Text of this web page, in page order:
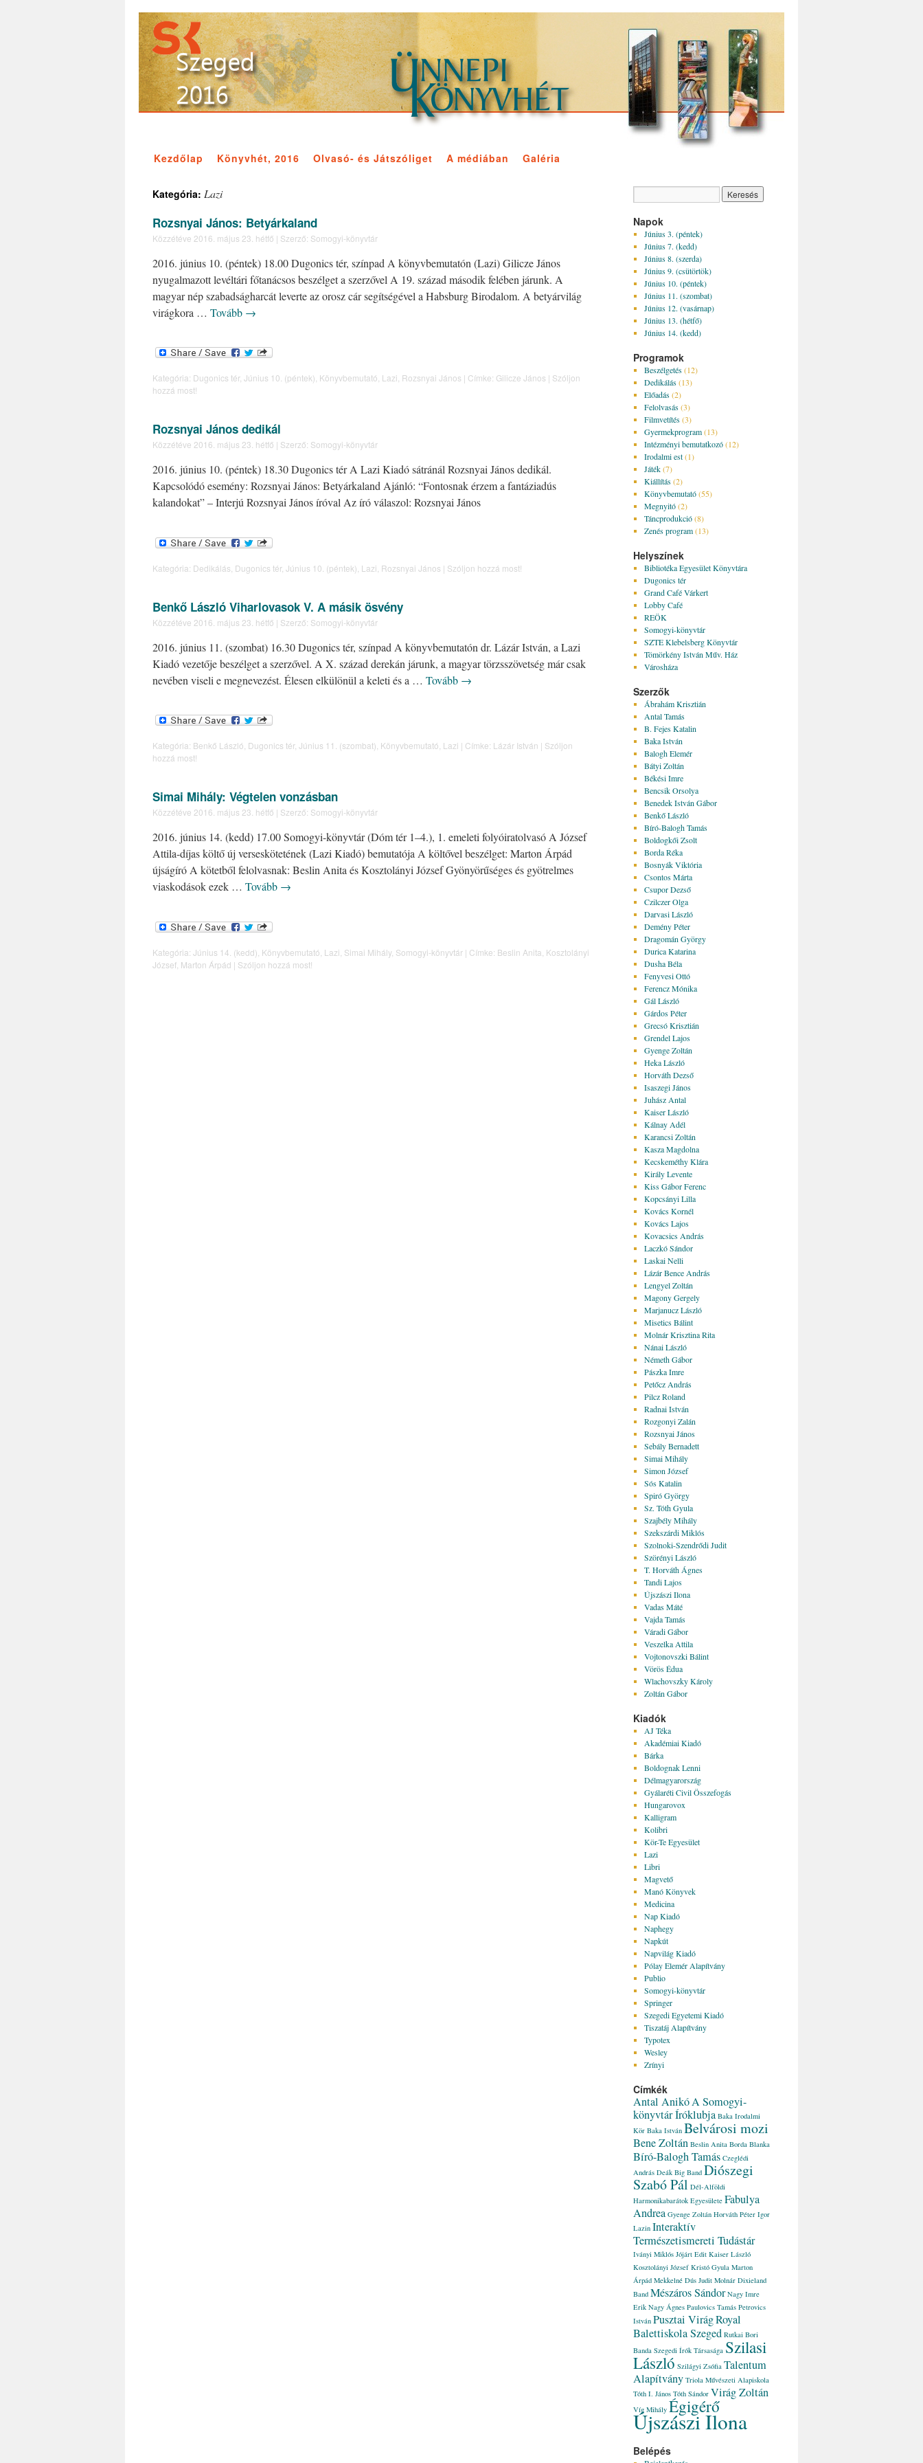
Kezdőlap Könyvhét, 2016 Olvasó- és Játszóliget A médiában Galéria
Kategória: Lazi
Rozsnyai János: Betyárkaland
Közzétéve 2016. május 23. hétfő | Szerző: Somogyi-könyvtár
2016. június 10. (péntek) 18.00 Dugonics tér, színpad A könyvbemutatón (Lazi) Gilicze János
nyugalmazott levéltári főtanácsos beszélget a szerzővel A 19. század második felében járunk. A
magyar nép szabadságharcát leverte az orosz cár segítségével a Habsburg Birodalom. A betyárvilág
virágkora … Tovább →
Kategória: Dugonics tér, Június 10. (péntek), Könyvbemutató, Lazi, Rozsnyai János | Címke: Gilicze János | Szóljon
hozzá most!
Rozsnyai János dedikál
Közzétéve 2016. május 23. hétfő | Szerző: Somogyi-könyvtár
2016. június 10. (péntek) 18.30 Dugonics tér A Lazi Kiadó sátránál Rozsnyai János dedikál.
Kapcsolódó esemény: Rozsnyai János: Betyárkaland Ajánló: “Fontosnak érzem a fantáziadús
kalandokat” – Interjú Rozsnyai János íróval Az író válaszol: Rozsnyai János
Kategória: Dedikálás Dugonics tér, Június 10. (péntek) Lazi Rozsnyai János | Szóljon hozzá most!
Benkő László Viharlovasok V. A másik ösvény
Közzétéve 2016. május 23. hétfő | Szerző: Somogyi-könyvtár
2016. június 11. (szombat) 16.30 Dugonics tér, színpad A könyvbemutatón dr. Lázár István, a Lazi
Kiadó vezetője beszélget a szerzővel. A X. század derekán járunk, a magyar törzsszövetség már csak
nevében viseli e megnevezést. Élesen elkülönül a keleti és a … Tovább →
Kategória: Benkő László Dugonics tér, Június 11. (szombat) Könyvbemutató Lazi | Címke: Lázár István | Szóljon
hozzá most!
Simai Mihály: Végtelen vonzásban
Közzétéve 2016. május 23. hétfő | Szerző: Somogyi-könyvtár
2016. június 14. (kedd) 17.00 Somogyi-könyvtár (Dóm tér 1–4.), 1. emeleti folyóiratolvasó A József
Attila-díjas költő új verseskötetének (Lazi Kiadó) bemutatója A költővel beszélget: Marton Árpád
újságíró A kötetből felolvasnak: Beslin Anita és Kosztolányi József Gyönyörűséges és gyötrelmes
viaskodások ezek … Tovább →
Kategória: Június 14. (kedd) Könyvbemutató Lazi Simai Mihály Somogyi-könyvtár | Címke: Beslin Anita Kosztolányi
József Marton Árpád | Szóljon hozzá most!
Napok
Június 3. (péntek)
Június 7. (kedd)
Június 8. (szerda)
Június 9. (csütörtök)
Június 10. (péntek)
Június 11. (szombat)
Június 12. (vasárnap)
Június 13. (hétfő)
Június 14. (kedd)
Programok
Beszélgetés(12)
Dedikálás(13)
Előadás(2)
Felolvasás(3)
Filmvetítés(3)
Gyermekprogram(13)
Intézményi bemutatkozó(12)
Irodalmi est(1)
Játék(7)
Kiállítás(2)
Könyvbemutató(55)
Megnyitó(2)
Táncprodukció(8)
Zenés program(13)
Helyszínek
Bibliotéka Egyesület Könyvtára
Dugonics tér
Grand Café Várkert
Lobby Café
REÖK
Somogyi-könyvtár
SZTE Klebelsberg Könyvtár
Tömörkény István Műv. Ház
Városháza
Szerzők
Ábrahám Krisztián
Antal Tamás
B. Fejes Katalin
Baka István
Balogh Elemér
Bátyi Zoltán
Békési Imre
Bencsik Orsolya
Benedek István Gábor
Benkő László
Bíró-Balogh Tamás
Boldogkői Zsolt
Borda Réka
Bosnyák Viktória
Csontos Márta
Csupor Dezső
Czilczer Olga
Darvasi László
Demény Péter
Dragomán György
Durica Katarina
Dusha Béla
Fenyvesi Ottó
Ferencz Mónika
Gál László
Gárdos Péter
Grecsó Krisztián
Grendel Lajos
Gyenge Zoltán
Heka László
Horváth Dezső
Isaszegi János
Juhász Antal
Kaiser László
Kálnay Adél
Karancsi Zoltán
Kasza Magdolna
Kecskeméthy Klára
Király Levente
Kiss Gábor Ferenc
Kopcsányi Lilla
Kovács Kornél
Kovács Lajos
Kovacsics András
Laczkó Sándor
Laskai Nelli
Lázár Bence András
Lengyel Zoltán
Magony Gergely
Marjanucz László
Misetics Bálint
Molnár Krisztina Rita
Nánai László
Németh Gábor
Pászka Imre
Petőcz András
Pilcz Roland
Radnai István
Rozgonyi Zalán
Rozsnyai János
Sebály Bernadett
Simai Mihály
Simon József
Sós Katalin
Spiró György
Sz. Tóth Gyula
Szajbély Mihály
Szekszárdi Miklós
Szolnoki-Szendrődi Judit
Szörényi László
T. Horváth Ágnes
Tandi Lajos
Újszászi Ilona
Vadas Máté
Vajda Tamás
Váradi Gábor
Veszelka Attila
Vojtonovszki Bálint
Vörös Édua
Wlachovszky Károly
Zoltán Gábor
Kiadók
AJ Téka
Akadémiai Kiadó
Bárka
Boldognak Lenni
Délmagyarország
Gyálaréti Civil Összefogás
Hungarovox
Kalligram
Kolibri
Kör-Te Egyesület
Lazi
Libri
Magvető
Manó Könyvek
Medicina
Nap Kiadó
Naphegy
Napkút
Napvilág Kiadó
Pólay Elemér Alapítvány
Publio
Somogyi-könyvtár
Springer
Szegedi Egyetemi Kiadó
Tiszatáj Alapítvány
Typotex
Wesley
Zrínyi
Címkék
Antal AnikóA Somogyi-
könyvtár Íróklubja Baka Irodalmi
Kör Baka István Belvárosi mozi
Bene Zoltán Beslin Anita Borda Blanka
Bíró-Balogh Tamás Czeglédi
András Deák Big Band Diószegi
Szabó Pál Dél-Alföldi
Harmonikabarátok Egyesülete Fabulya
Andrea Gyenge Zoltán Horváth Péter Igor
Lazin Interaktív
Természetismereti Tudástár
Iványi Miklós Jójárt Edit Kaiser László
Kosztolányi József Kristó Gyula Marton
Árpád Mekkelné Dús Judit Molnár Dixieland
Band Mészáros Sándor Nagy Imre
Erik Nagy Ágnes Paulovics Tamás Petrovics
István Pusztai VirágRoyal
Balettiskola Szeged Rutkai Bori
Banda Szegedi Írók Társasága Szilasi
László Szilágyi Zsófia Talentum
Alapítvány Triola Művészeti Alapiskola
Tóth I. János Tóth Sándor Virág Zoltán
Víg Mihály Égigérő
Újszászi Ilona
Belépés